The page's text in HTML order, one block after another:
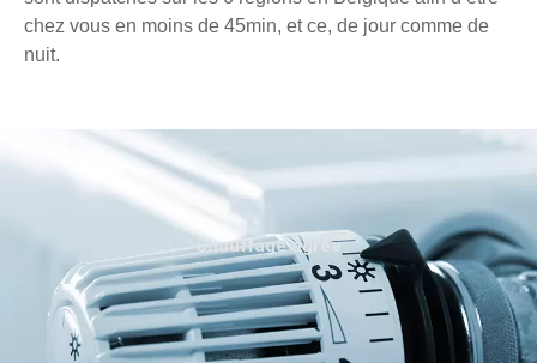
chez vous en moins de 45min, et ce, de jour comme de
nuit.
Chauffage agréé